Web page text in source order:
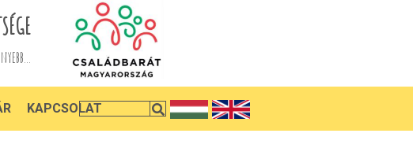
KAPCSOLAT